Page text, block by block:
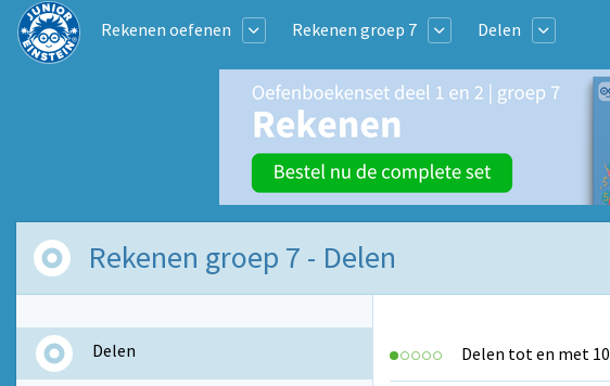
Rekenen oefenen Rekenen groep 7 Delen
Rekenen groep 7 - Delen
Delen Delen tot en met 10